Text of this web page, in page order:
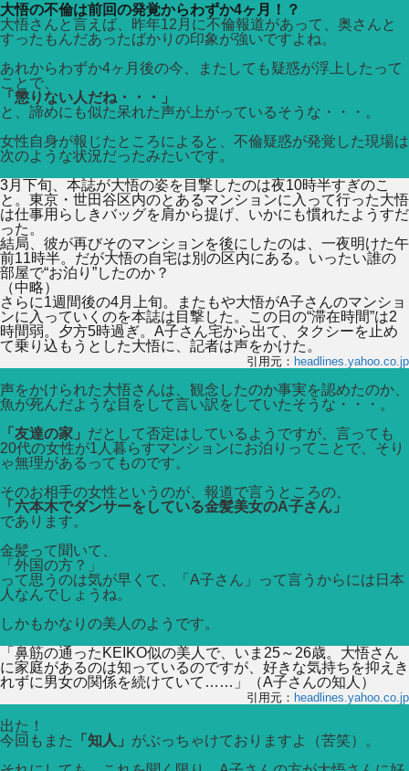
大悟の不倫は前回の発覚からわずか4ヶ月！？
大悟さんと言えば、昨年12月に不倫報道があって、奥さんと
すったもんだあったばかりの印象が強いですよね。
あれからわずか4ヶ月後の今、またしても疑惑が浮上したって
ことで、
「懲りない人だね・・・」
と、諦めにも似た呆れた声が上がっているそうな・・・。
女性自身が報じたところによると、不倫疑惑が発覚した現場は
次のような状況だったみたいです。
3月下旬、本誌が大悟の姿を目撃したのは夜10時半すぎのこ
と。東京・世田谷区内のとあるマンションに入って行った大悟
は仕事用らしきバッグを肩から提げ、いかにも慣れたようすだ
った。
結局、彼が再びそのマンションを後にしたのは、一夜明けた午
前11時半。だが大悟の自宅は別の区内にある。いったい誰の
部屋で“お泊り”したのか？
（中略）
さらに1週間後の4月上旬。またもや大悟がA子さんのマンショ
ンに入っていくのを本誌は目撃した。この日の“滞在時間”は2
時間弱。夕方5時過ぎ。A子さん宅から出て、タクシーを止め
て乗り込もうとした大悟に、記者は声をかけた。
引用元： headlines.yahoo.co.jp
声をかけられた大悟さんは、観念したのか事実を認めたのか、
魚が死んだような目をして言い訳をしていたそうな・・・。
「友達の家」 だとして否定はしているようですが、言っても
20代の女性が1人暮らすマンションにお泊りってことで、そり
ゃ無理があるってものです。
そのお相手の女性というのが、報道で言うところの、
「六本木でダンサーをしている金髪美女のA子さん」
であります。
金髪って聞いて、
「外国の方？」
って思うのは気が早くて、「A子さん」って言うからには日本
人なんでしょうね。
しかもかなりの美人のようです。
「鼻筋の通ったKEIKO似の美人で、いま25～26歳。大悟さん
に家庭があるのは知っているのですが、好きな気持ちを抑えき
れずに男女の関係を続けていて……」（A子さんの知人）
引用元： headlines.yahoo.co.jp
出た！
今回もまた
「知人」 がぶっちゃけておりますよ（苦笑）。